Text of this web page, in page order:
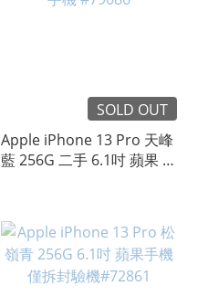
SOLD OUT
Apple iPhone 13 Pro 天峰
藍 256G 二手 6.1吋 蘋果 手